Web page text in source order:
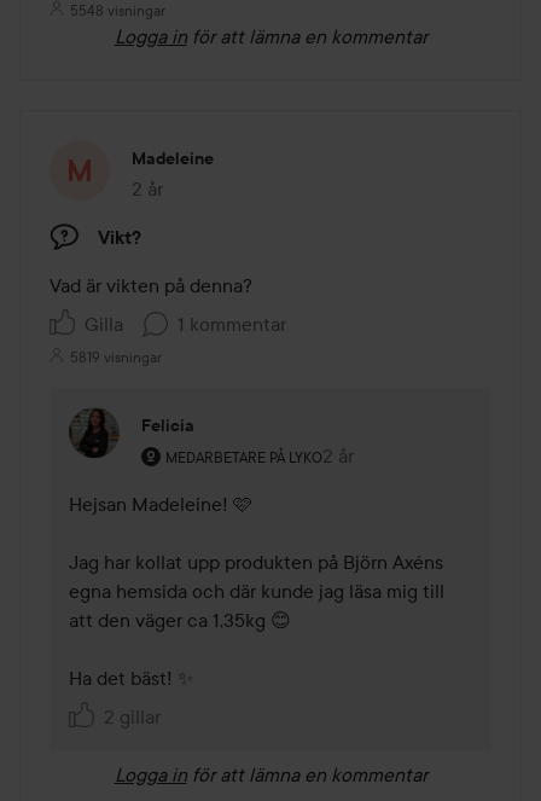
5548 visningar
Logga in för att lämna en kommentar
Madeleine
2 år
Inlägget skapades 2 år
Vikt?
Vad är vikten på denna?
Gilla
1 kommentar
5819 visningar
Felicia
MEDARBETARE PÅ LYKO
Användarens roll: Medarbetare på Lyko.
2 år
Kommentaren lades 2 år
Hejsan Madeleine! 🩷
Jag har kollat upp produkten på Björn Axéns
egna hemsida och där kunde jag läsa mig till
att den väger ca 1,35kg 😊
Ha det bäst! ✨
2 gillar
Logga in för att lämna en kommentar